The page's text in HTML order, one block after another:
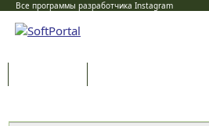
Все программы разработчика Instagram